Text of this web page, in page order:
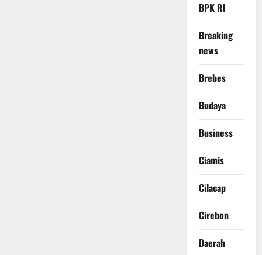
BPK RI
Breaking
news
Brebes
Budaya
Business
Ciamis
Cilacap
Cirebon
Daerah